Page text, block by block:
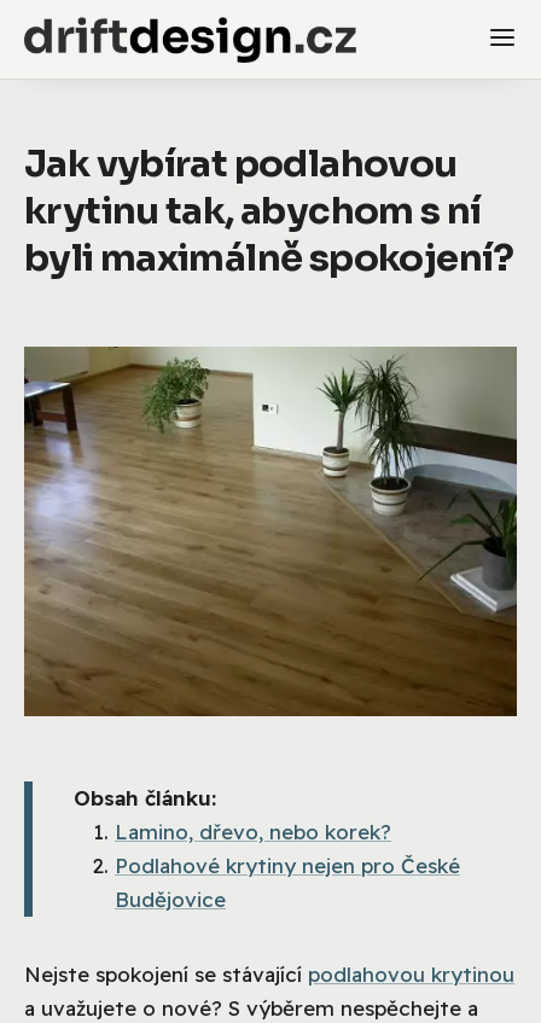
Jak vybírat podlahovou
krytinu tak, abychom s ní
byli maximálně spokojení?
Obsah článku:
Lamino, dřevo, nebo korek?
Podlahové krytiny nejen pro České
Budějovice
Nejste spokojení se stávající podlahovou krytinou
a uvažujete o nové? S výběrem nespěchejte a